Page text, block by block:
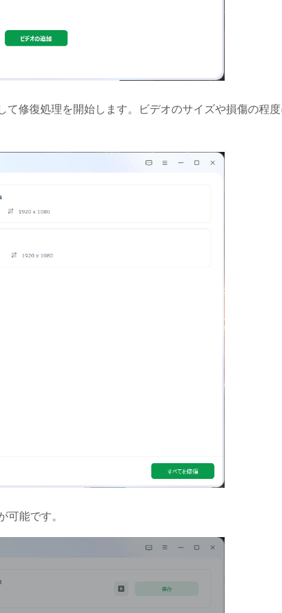
て修復処理を開始します。ビデオのサイズや損傷の程
能です。